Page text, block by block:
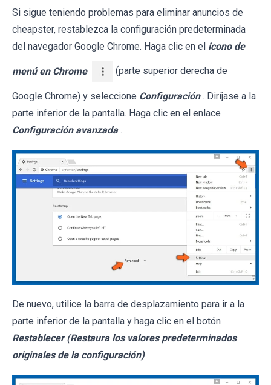
Si sigue teniendo problemas para eliminar anuncios de
cheapster, restablezca la configuración predeterminada
del navegador Google Chrome. Haga clic en el icono de
menú en Chrome (parte superior derecha de
Google Chrome) y seleccione Configuración . Diríjase a la
parte inferior de la pantalla. Haga clic en el enlace
Configuración avanzada .
De nuevo, utilice la barra de desplazamiento para ir a la
parte inferior de la pantalla y haga clic en el botón
Restablecer (Restaura los valores predeterminados
originales de la configuración) .